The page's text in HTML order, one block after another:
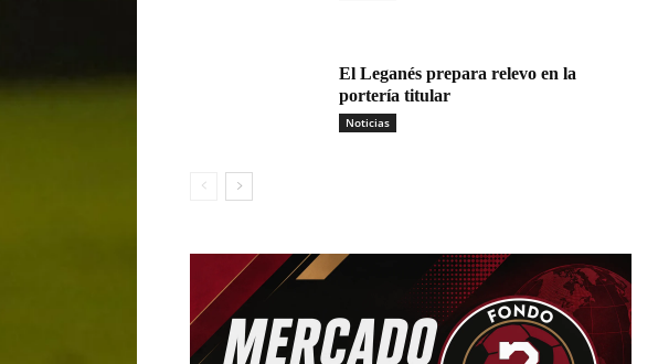
El Leganés prepara relevo en la
portería titular
Noticias